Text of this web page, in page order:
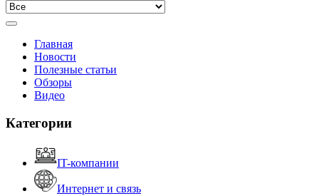
Главная
Новости
Полезные статьи
Обзоры
Видео
Категории
IT-компании
Интернет и связь